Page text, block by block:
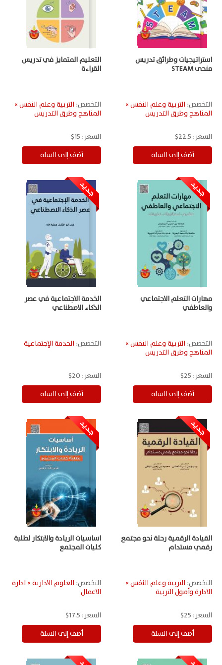
استراتيجيات وطرائق تدريس
منحى STEAM
التخصص: التربية وعلم النفس »
المناهج وطرق التدريس
السعر: 22.5$
التعليم المتمايز في تدريس
القراءة
التخصص: التربية وعلم النفس »
المناهج وطرق التدريس
السعر: 15$
مهارات التعلم الاجتماعي
والعاطفي
التخصص: التربية وعلم النفس »
المناهج وطرق التدريس
السعر: 25$
الخدمة الاجتماعية في عصر
الذكاء الاصطناعي
التخصص: الخدمة الإجتماعية
السعر: 20$
القيادة الرقمية رحلة نحو مجتمع
رقمي مستدام
التخصص: التربية وعلم النفس »
الادارة وأصول التربية
السعر: 25$
اساسيات الريادة والابتكار لطلبة
كليات المجتمع
التخصص: العلوم الادارية » ادارة
الاعمال
السعر: 17.5$